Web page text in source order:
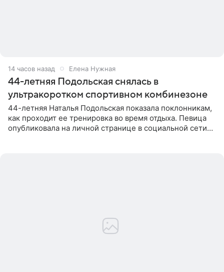
14 часов назад Елена Нужная
44-летняя Подольская снялась в
ультракоротком спортивном комбинезоне
44-летняя Наталья Подольская показала поклонникам,
как проходит ее тренировка во время отдыха. Певица
опубликовала на личной странице в социальной сети